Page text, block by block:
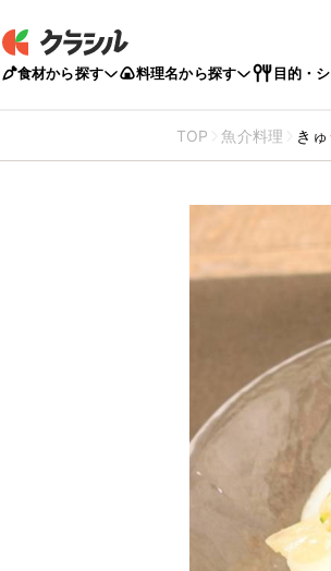
食材から探す 料理名から探す 目的・
TOP 魚介料理 き